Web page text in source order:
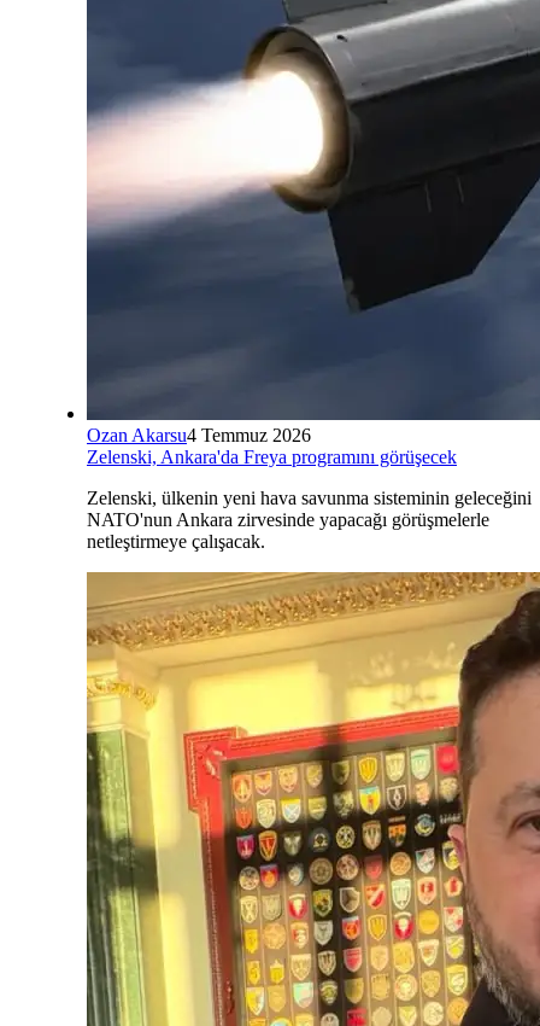
Ozan Akarsu4 Temmuz 2026
Zelenski, Ankara'da Freya programını görüşecek
Zelenski, ülkenin yeni hava savunma sisteminin geleceğini
NATO'nun Ankara zirvesinde yapacağı görüşmelerle
netleştirmeye çalışacak.